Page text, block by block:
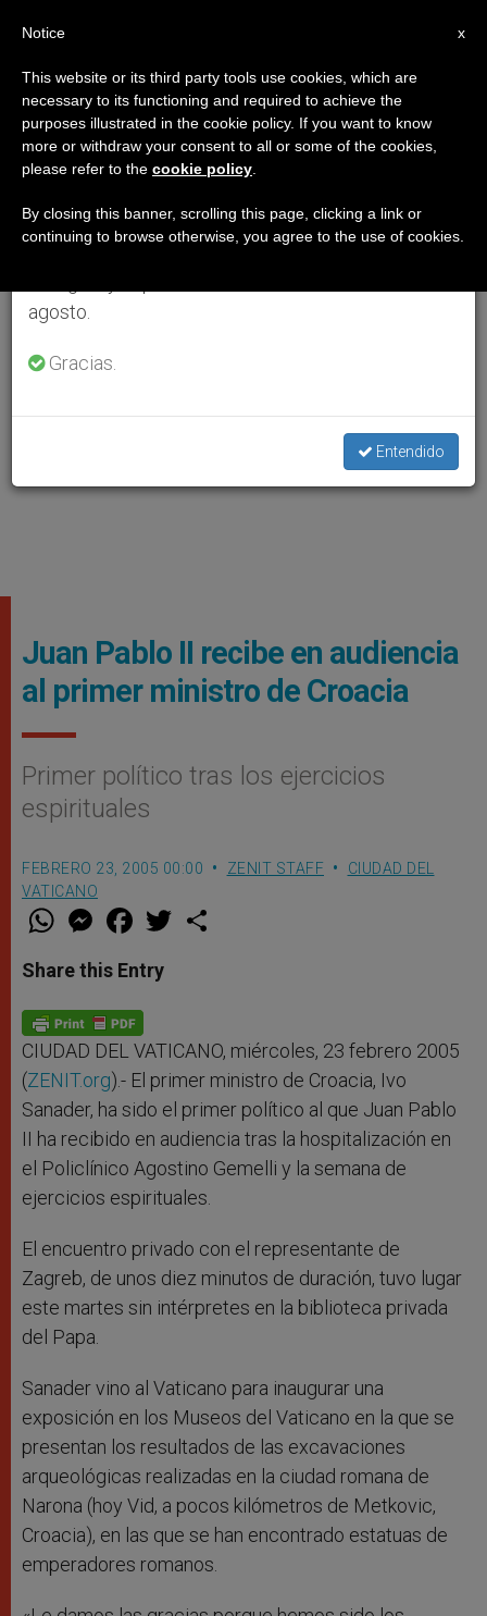
Juan Pablo II recibe en audiencia
al primer ministro de Croacia
Primer político tras los ejercicios
espirituales
FEBRERO 23, 2005 00:00 ZENIT STAFF
CIUDAD DEL
VATICANO
W
t
s
p
p
M
e
s
e
g
e
r
F
a
e
b
o
k
w
Share this Entry
CIUDAD DEL VATICANO, miércoles, 23 febrero 2005
(ZENIT.org).- El primer ministro de Croacia, Ivo
Sanader, ha sido el primer político al que Juan Pablo
II ha recibido en audiencia tras la hospitalización en
el Policlínico Agostino Gemelli y la semana de
ejercicios espirituales.
El encuentro privado con el representante de
Zagreb, de unos diez minutos de duración, tuvo lugar
este martes sin intérpretes en la biblioteca privada
del Papa.
Sanader vino al Vaticano para inaugurar una
exposición en los Museos del Vaticano en la que se
presentan los resultados de las excavaciones
arqueológicas realizadas en la ciudad romana de
Narona (hoy Vid, a pocos kilómetros de Metkovic,
Croacia), en las que se han encontrado estatuas de
emperadores romanos.
×
Aviso importante
Del 27 de julio al 7 de agosto haremos la pausa
anual, aprovechando que en el periodo de verano
se generan menos informaciones y también el
agosto.
Gracias.
Entendido
x
Notice
This website or its third party tools use cookies, which are
necessary to its functioning and required to achieve the
purposes illustrated in the cookie policy. If you want to know
more or withdraw your consent to all or some of the cookies,
please refer to the cookie policy
By closing this banner, scrolling this page, clicking a link or
continuing to browse otherwise, you agree to the use of cookies.